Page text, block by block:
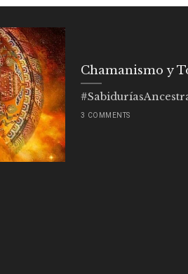
Chamanismo y
3 COMMENTS